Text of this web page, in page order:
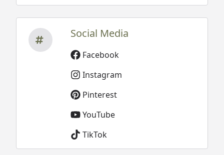
Social Media
Facebook
Instagram
Pinterest
YouTube
TikTok